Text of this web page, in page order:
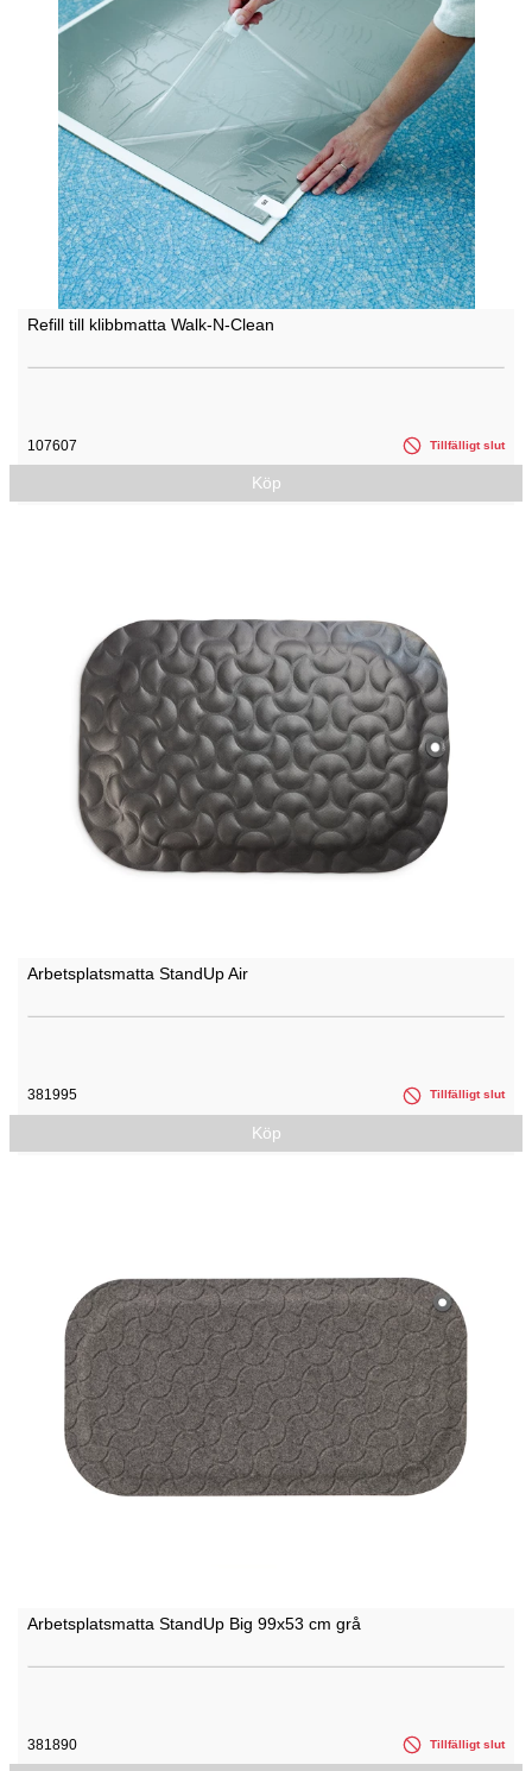
Refill till klibbmatta Walk-N-Clean
107607 Tillfälligt slut
Köp
Arbetsplatsmatta StandUp Air
381995 Tillfälligt slut
Köp
Arbetsplatsmatta StandUp Big 99x53 cm grå
381890 Tillfälligt slut